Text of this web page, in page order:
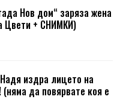
Нов дом“ заряза жена
Цвети + СНИМКИ)
издра лицето на
да повярвате коя е